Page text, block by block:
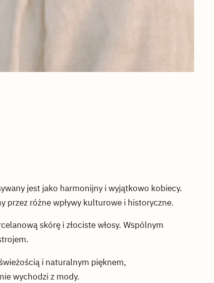
jest jako harmonijny i wyjątkowo kobiecy.
przez różne wpływy kulturowe i historyczne.
skórę i złociste włosy. Wspólnym
i naturalnym pięknem,
wychodzi z mody.